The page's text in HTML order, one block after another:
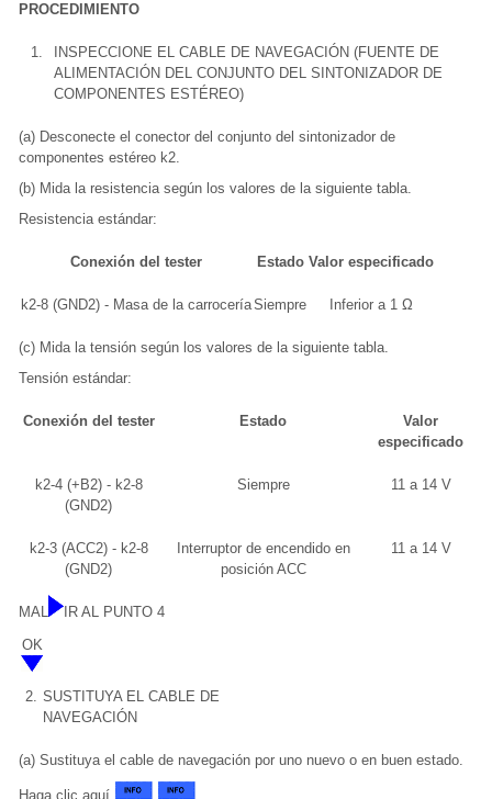
PROCEDIMIENTO
1.
INSPECCIONE EL CABLE DE NAVEGACIÓN (FUENTE DE
ALIMENTACIÓN DEL CONJUNTO DEL SINTONIZADOR DE
COMPONENTES ESTÉREO)
(a) Desconecte el conector del conjunto del sintonizador de
componentes estéreo k2.
(b) Mida la resistencia según los valores de la siguiente tabla.
Resistencia estándar:
Conexión del tester Estado Valor especificado
k2-8 (GND2) - Masa de la carroceríaSiempre Inferior a 1 Ω
(c) Mida la tensión según los valores de la siguiente tabla.
Tensión estándar:
Conexión del tester Estado
Valor
especificado
k2-4 (+B2) - k2-8
(GND2)
Siempre 11 a 14 V
k2-3 (ACC2) - k2-8
(GND2)
Interruptor de encendido en
posición ACC
11 a 14 V
MAL
IR AL PUNTO 4
OK
2. SUSTITUYA EL CABLE DE
NAVEGACIÓN
(a) Sustituya el cable de navegación por uno nuevo o en buen estado.
Haga clic aquí